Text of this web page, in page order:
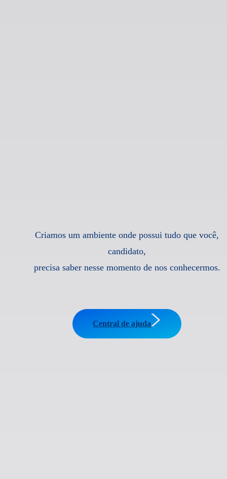
Criamos um ambiente onde possui tudo que você,
candidato,
precisa saber nesse momento de nos conhecermos.
Central de ajuda